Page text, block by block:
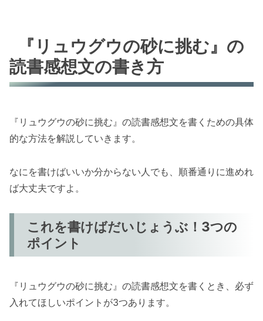
『リュウグウの砂に挑む』の
読書感想文の書き方
『リュウグウの砂に挑む』の読書感想文を書くための具体
的な方法を解説していきます。
なにを書けばいいか分からない人でも、順番通りに進めれ
ば大丈夫ですよ。
これを書けばだいじょうぶ！3つの
ポイント
『リュウグウの砂に挑む』の読書感想文を書くとき、必ず
入れてほしいポイントが3つあります。